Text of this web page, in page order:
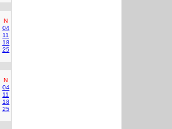
N
04
11
18
25
N
04
11
18
25